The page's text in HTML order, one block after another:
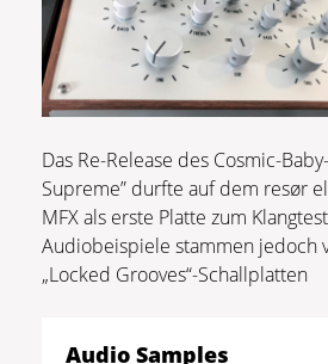
Das Re-Release des Cosmic-
Supreme” durfte auf dem resør
MFX als erste Platte zum
Audiobeispiele stammen jedoch
„Locked Grooves“-Schallplatten
Audio Samples